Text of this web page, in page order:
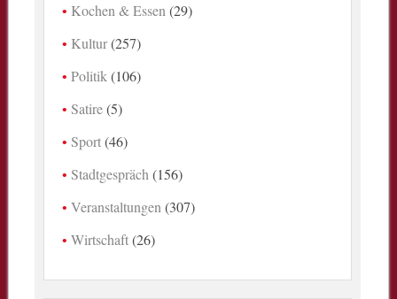
Kochen & Essen (29)
Kultur(257)
Politik (106)
Satire(5)
Sport(46)
Stadtgespräch (156)
Veranstaltungen (307)
Wirtschaft(26)